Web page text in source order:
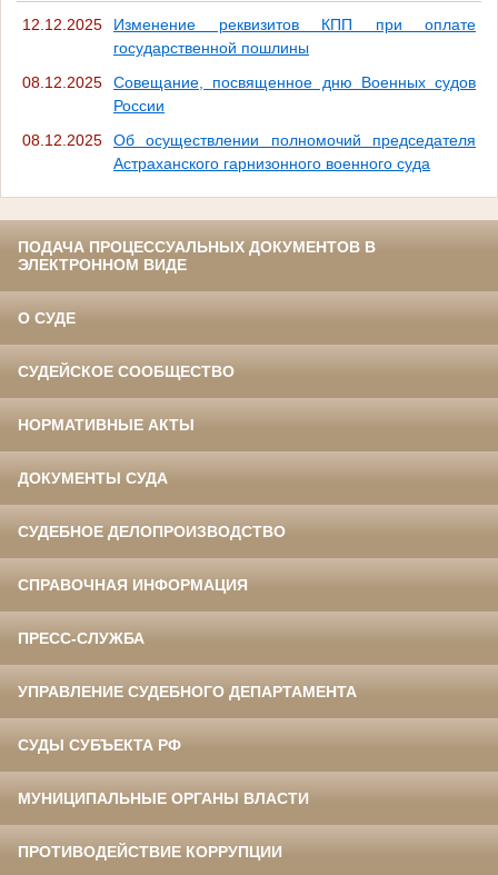
12.12.2025
Изменение реквизитов КПП при оплате
государственной пошлины
08.12.2025
Совещание, посвященное дню Военных судов
России
08.12.2025
Об осуществлении полномочий председателя
Астраханского гарнизонного военного суда
ПОДАЧА ПРОЦЕССУАЛЬНЫХ ДОКУМЕНТОВ В
ЭЛЕКТРОННОМ ВИДЕ
О СУДЕ
СУДЕЙСКОЕ СООБЩЕСТВО
НОРМАТИВНЫЕ АКТЫ
ДОКУМЕНТЫ СУДА
СУДЕБНОЕ ДЕЛОПРОИЗВОДСТВО
СПРАВОЧНАЯ ИНФОРМАЦИЯ
ПРЕСС-СЛУЖБА
УПРАВЛЕНИЕ СУДЕБНОГО ДЕПАРТАМЕНТА
СУДЫ СУБЪЕКТА РФ
МУНИЦИПАЛЬНЫЕ ОРГАНЫ ВЛАСТИ
ПРОТИВОДЕЙСТВИЕ КОРРУПЦИИ